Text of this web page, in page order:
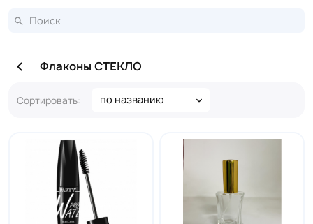
Флаконы СТЕКЛО
Сортировать: по названию